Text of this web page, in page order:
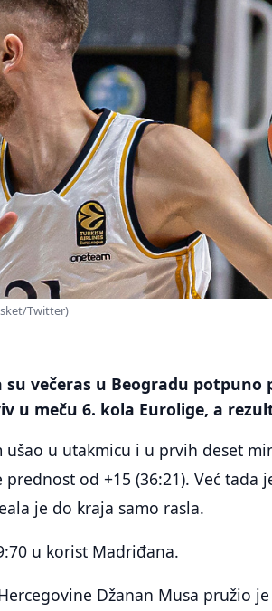
Twitter)
su večeras u Beogradu potpuno
u meču 6. kola Eurolige, a
ušao u utakmicu i u prvih deset
prednost od +15 (36:21). Već tada
je do kraja samo rasla.
u korist Madriđana.
Džanan Musa pružio